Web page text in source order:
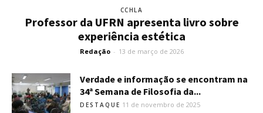
CCHLA
Professor da UFRN apresenta livro sobre
experiência estética
Redação - 13 de março de 2026
Verdade e informação se encontram na
34ª Semana de Filosofia da...
DESTAQUE 11 de novembro de 2025